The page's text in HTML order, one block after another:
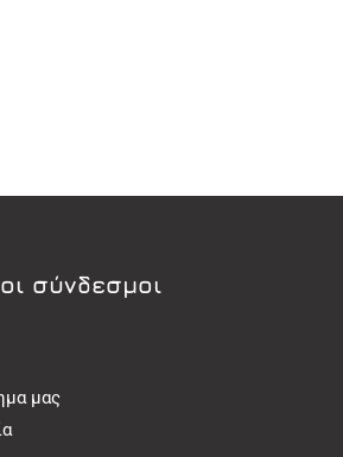
σύνδεσμοι
μας